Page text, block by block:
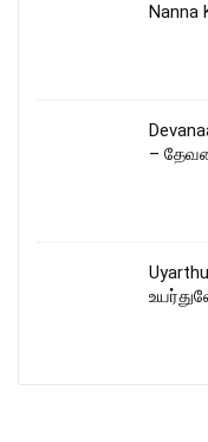
–